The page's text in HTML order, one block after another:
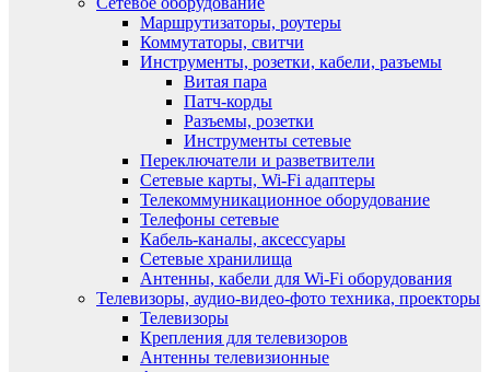
Маршрутизаторы, роутеры
Коммутаторы, свитчи
Инструменты, розетки, кабели, разъемы
Витая пара
Патч-корды
Разъемы, розетки
Инструменты сетевые
Переключатели и разветвители
Сетевые карты, Wi-Fi адаптеры
Телекоммуникационное оборудование
Телефоны сетевые
Кабель-каналы, аксессуары
Сетевые хранилища
Антенны, кабели для Wi-Fi оборудования
Телевизоры, аудио-видео-фото техника, проекторы
Телевизоры
Крепления для телевизоров
Антенны телевизионные